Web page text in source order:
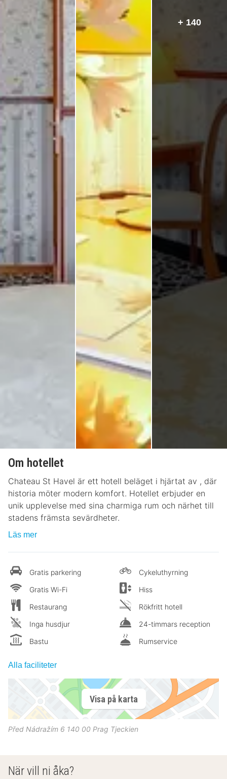
+ 140
Om hotellet
Chateau St Havel är ett hotell beläget i hjärtat av , där
historia möter modern komfort. Hotellet erbjuder en
unik upplevelse med sina charmiga rum och närhet till
stadens främsta sevärdheter.
Läs mer
Gratis parkering
Gratis Wi-Fi
Restaurang
Inga husdjur
Bastu
Cykeluthyrning
Hiss
Rökfritt hotell
24-timmars reception
Rumservice
Alla faciliteter
Visa på karta
Před Nádražím 6 140 00 Prag Tjeckien
När vill ni åka?